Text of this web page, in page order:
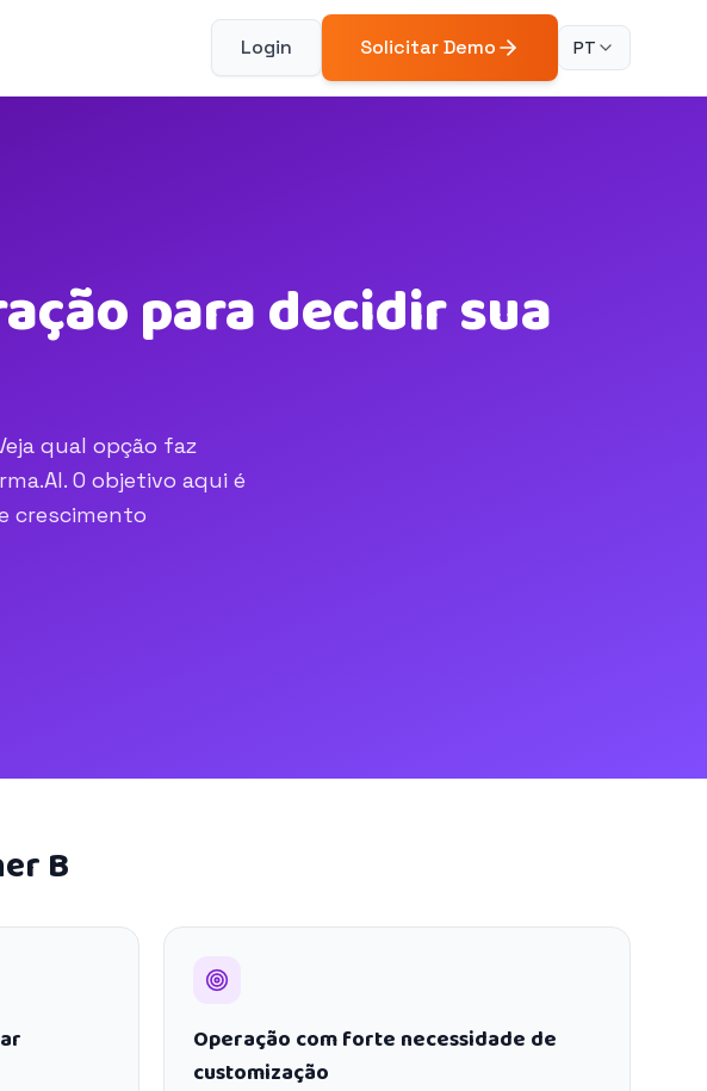
Login Solicitar Demo PT
para decidir sua
qual opção faz
O objetivo aqui é
crescimento
B
Operação com forte necessidade de
customização